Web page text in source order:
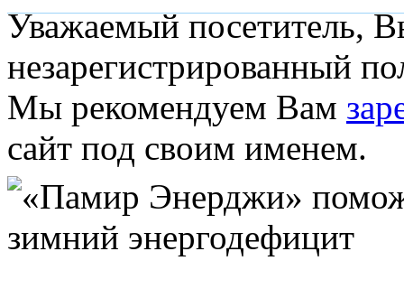
Уважаемый посетитель,
незарегистрированный
Мы рекомендуем Вам
сайт под своим именем.